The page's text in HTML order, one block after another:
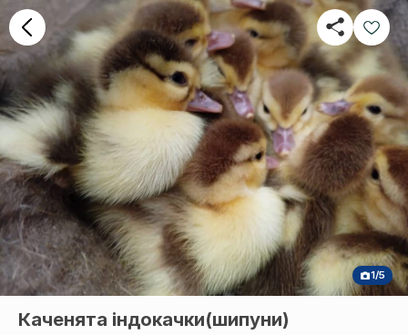
1/5
Каченята індокачки(шипуни)